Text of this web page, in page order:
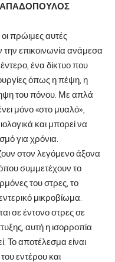
πρώιμες αυτές
την επικοινωνία ανάμεσα
ένα δίκτυο που
όπως η πέψη, η
του πόνου. Με απλά
μόνο «στο μυαλό»,
και μπορεί να
για χρόνια.
στον λεγόμενο άξονα
συμμετέχουν το
του στρες, το
μικροβίωμα.
σε έντονο στρες σε
αυτή η ισορροπία
Το αποτέλεσμα είναι
εντέρου και